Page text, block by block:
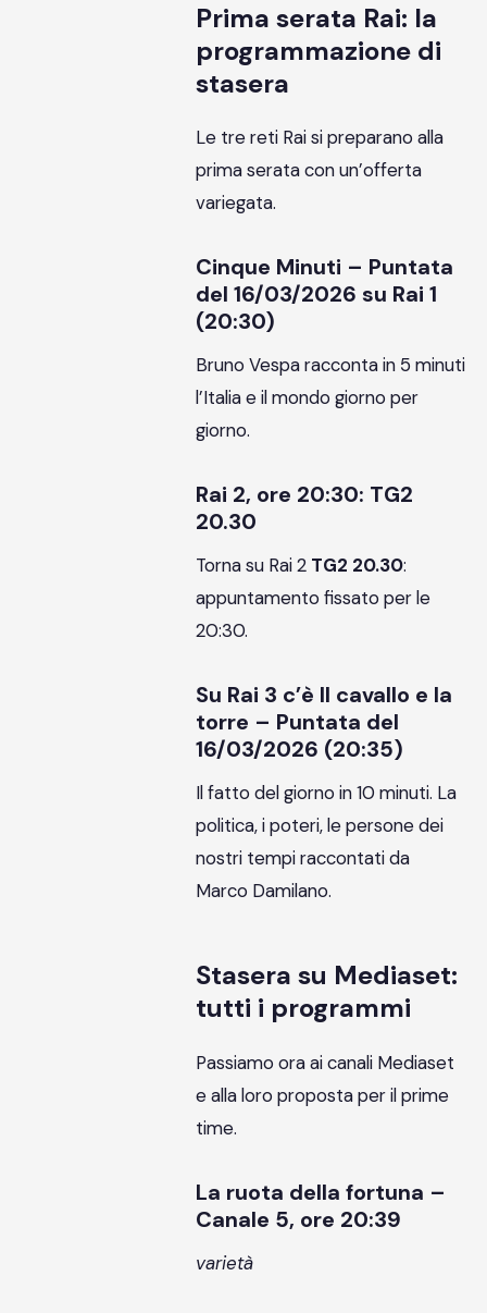
Prima serata Rai: la
programmazione di
stasera
Le tre reti Rai si preparano alla
prima serata con un’offerta
variegata.
Cinque Minuti – Puntata
del 16/03/2026 su Rai 1
(20:30)
Bruno Vespa racconta in 5 minuti
l’Italia e il mondo giorno per
giorno.
Rai 2, ore 20:30: TG2
20.30
Torna su Rai 2 TG2 20.30:
appuntamento fissato per le
20:30.
Su Rai 3 c’è Il cavallo e la
torre – Puntata del
16/03/2026 (20:35)
Il fatto del giorno in 10 minuti. La
politica, i poteri, le persone dei
nostri tempi raccontati da
Marco Damilano.
Stasera su Mediaset:
tutti i programmi
Passiamo ora ai canali Mediaset
e alla loro proposta per il prime
time.
La ruota della fortuna –
Canale 5, ore 20:39
varietà